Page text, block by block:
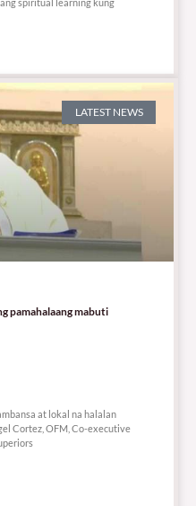
LATEST NEWS
pamahalaang mabuti
at lokal na halalan
Cortez, OFM, Co-executive